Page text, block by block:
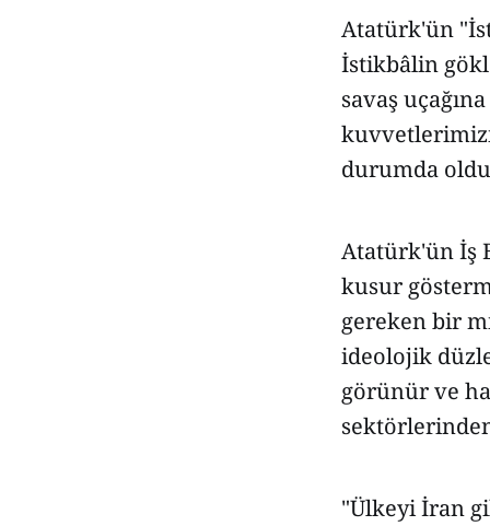
Atatürk'ün
İstikbâlin
savaş
durumda
Atatürk'ün İş
kusur
gereken bir
ideolojik
görünür ve
"Ülkeyi İran